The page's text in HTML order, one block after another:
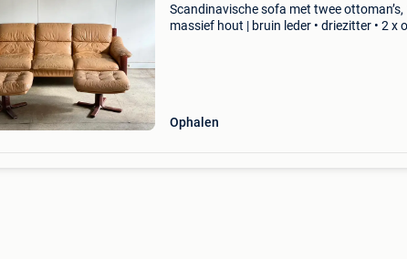
Scandinavische sofa met twee ottoman’s,
massief hout | bruin leder • driezitter • 2 x
Ophalen